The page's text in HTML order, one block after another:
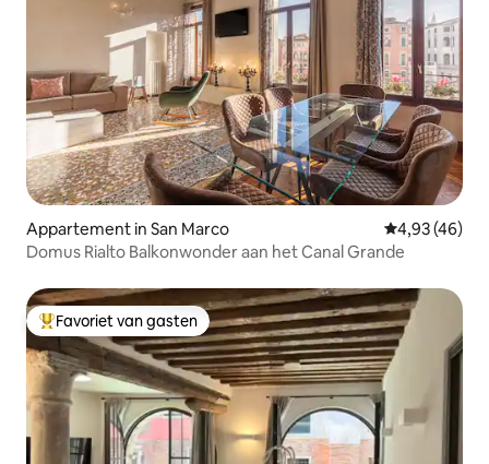
Appartement in San Marco Gemiddelde
4,93 (46)
Domus Rialto Balkonwonder aan het Canal Grande
Topfavoriet van gasten
Favoriet van gasten